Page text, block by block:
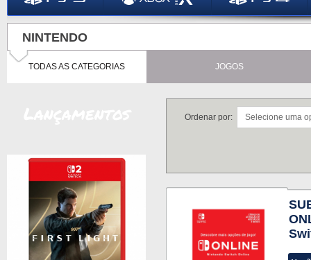
NINTENDO
TODAS AS CATEGORIAS JOGOS
Ordenar por: